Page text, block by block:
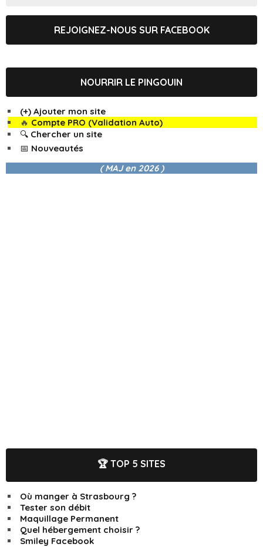
REJOIGNEZ-NOUS SUR FACEBOOK
NOURRIR LE PINGOUIN
(+) Ajouter mon site
🔥 Compte PRO (Validation Auto)
🔍 Chercher un site
📅 Nouveautés
( MAJ en 2026 )
🏆 TOP 5 SITES
Où manger à Strasbourg ?
Tester son débit
Maquillage Permanent
Quel hébergement choisir ?
Smiley Facebook